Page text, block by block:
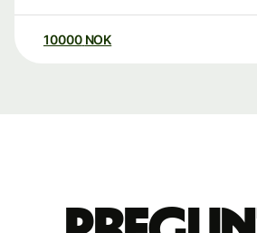
10000 NOK